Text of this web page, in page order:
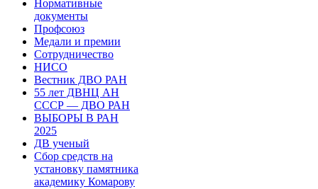
Нормативные
документы
Профсоюз
Медали и премии
Сотрудничество
НИСО
Вестник ДВО РАН
55 лет ДВНЦ АН
СССР — ДВО РАН
ВЫБОРЫ В РАН
2025
ДВ ученый
Сбор средств на
установку памятника
академику Комарову